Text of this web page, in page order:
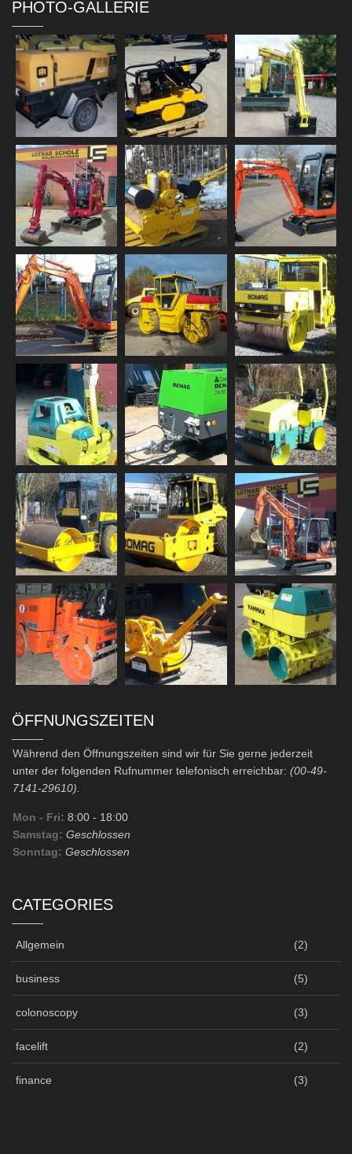
PHOTO-GALLERIE
ÖFFNUNGSZEITEN
Während den Öffnungszeiten sind wir für Sie gerne jederzeit
unter der folgenden Rufnummer telefonisch erreichbar: (00-49-
7141-29610).
Mon - Fri: 8:00 - 18:00
Samstag: Geschlossen
Sonntag: Geschlossen
CATEGORIES
Allgemein (2)
business (5)
colonoscopy (3)
facelift (2)
finance (3)